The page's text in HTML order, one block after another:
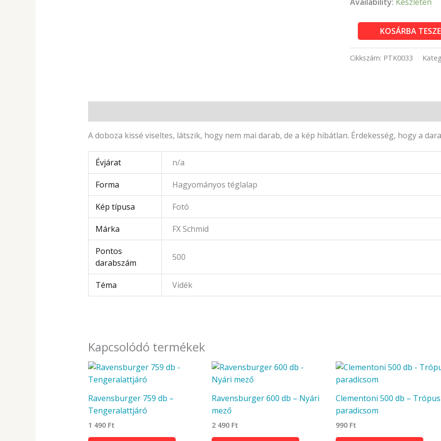
FX
Schmid
parasztház
KOSÁRBA
Cikkszám: PTK0033
A doboza kissé viseltes, látszik, hogy nem mai darab, de a kép hibátlan. Érdekesség, hogy a
Évjárat n/a
Forma Hagyományos téglalap
Kép típusa Fotó
Márka FX Schmid
Pontos
darabszám
500
Téma Vidék
Kapcsolódó termékek
Ravensburger 759 db –
Tengeralattjáró
1 490 Ft
Ravensburger 600 db – Nyári
mező
2 490 Ft
Clementoni 500 db –
paradicsom
990 Ft